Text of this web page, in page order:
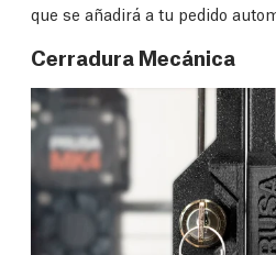
que se añadirá a tu pedido
Cerradura Mecánica